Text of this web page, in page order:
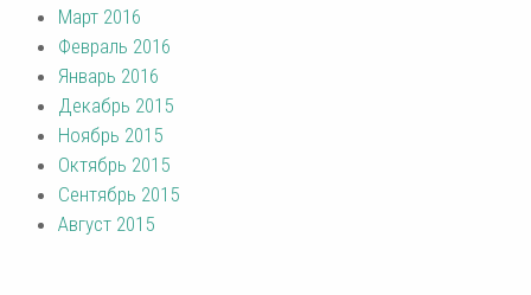
Март 2016
Февраль 2016
Январь 2016
Декабрь 2015
Ноябрь 2015
Октябрь 2015
Сентябрь 2015
Август 2015